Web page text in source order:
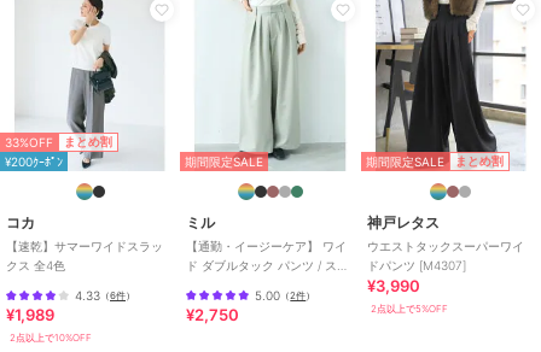
33%OFF まとめ割
¥200ｸｰﾎﾟﾝ
コカ
【速乾】サマーワイドスラッ
クス 全4色
4.33 （6件）
¥1,989
2点以上で10%OFF
期間限定SALE
ミル
【通勤・イージーケア】 ワイ
ド ダブルタック パンツ / スラ
5.00 （2件）
¥2,750
期間限定SALE まとめ割
神戸レタス
ウエストタックスーパーワイ
ドパンツ [M4307]
¥3,990
2点以上で5%OFF